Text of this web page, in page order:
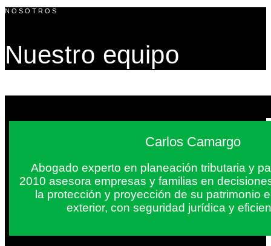
NOSOTROS
Nuestro equipo
Carlos Camargo
Abogado experto en planeación tributaria y
2010 asesora empresas y familias en
la protección y proyección de su patrimonio
exterior, con seguridad jurídica y